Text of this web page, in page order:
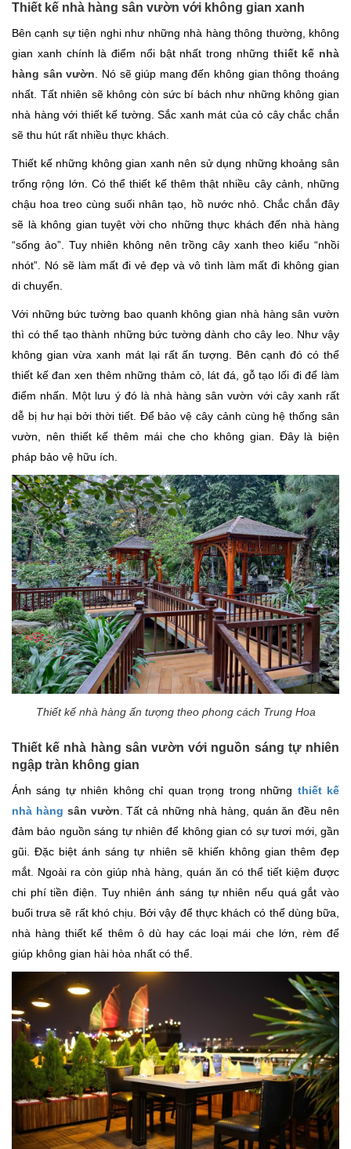
Thiết kế nhà hàng sân vườn với không gian xanh
Bên cạnh sự tiện nghi như những nhà hàng thông thường, không
gian xanh chính là điểm nổi bật nhất trong những thiết kế nhà
hàng sân vườn. Nó sẽ giúp mang đến không gian thông thoáng
nhất. Tất nhiên sẽ không còn sức bí bách như những không gian
nhà hàng với thiết kế tường. Sắc xanh mát của cỏ cây chắc chắn
sẽ thu hút rất nhiều thực khách.
Thiết kế những không gian xanh nên sử dụng những khoảng sân
trống rộng lớn. Có thể thiết kế thêm thật nhiều cây cảnh, những
chậu hoa treo cùng suối nhân tạo, hồ nước nhỏ. Chắc chắn đây
sẽ là không gian tuyệt vời cho những thực khách đến nhà hàng
“sống ảo”. Tuy nhiên không nên trồng cây xanh theo kiểu “nhồi
nhót”. Nó sẽ làm mất đi vẻ đẹp và vô tình làm mất đi không gian
di chuyển.
Với những bức tường bao quanh không gian nhà hàng sân vườn
thì có thể tạo thành những bức tường dành cho cây leo. Như vậy
không gian vừa xanh mát lại rất ấn tượng. Bên cạnh đó có thể
thiết kế đan xen thêm những thảm cỏ, lát đá, gỗ tạo lối đi để làm
điểm nhấn. Một lưu ý đó là nhà hàng sân vườn với cây xanh rất
dễ bị hư hại bởi thời tiết. Để bảo vệ cây cảnh cùng hệ thống sân
vườn, nên thiết kế thêm mái che cho không gian. Đây là biện
pháp bảo vệ hữu ích.
Thiết kế nhà hàng ấn tượng theo phong cách Trung Hoa
Thiết kế nhà hàng sân vườn với nguồn sáng tự nhiên
ngập tràn không gian
Ánh sáng tự nhiên không chỉ quan trọng trong những thiết kế
nhà hàng sân vườn . Tất cả những nhà hàng, quán ăn đều nên
đảm bảo nguồn sáng tự nhiên để không gian có sự tươi mới, gần
gũi. Đặc biệt ánh sáng tự nhiên sẽ khiến không gian thêm đẹp
mắt. Ngoài ra còn giúp nhà hàng, quán ăn có thể tiết kiệm được
chi phí tiền điện. Tuy nhiên ánh sáng tự nhiên nếu quá gắt vào
buổi trưa sẽ rất khó chịu. Bởi vậy để thực khách có thể dùng bữa,
nhà hàng thiết kế thêm ô dù hay các loại mái che lớn, rèm để
giúp không gian hài hòa nhất có thể.